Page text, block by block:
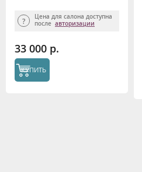
Цена для салона доступна
после авторизации
33 000 р.
КУПИТЬ